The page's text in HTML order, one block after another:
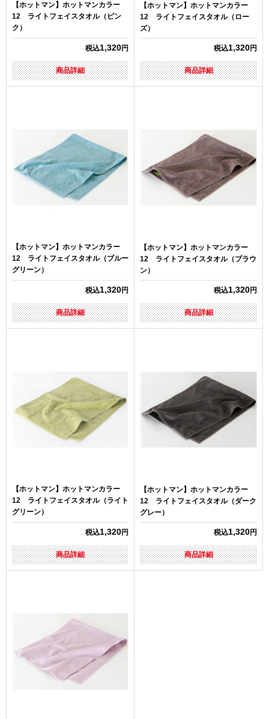
【ホットマン】ホットマンカラー
12 ライトフェイスタオル（ピン
ク）
税込1,320円
商品詳細
【ホットマン】ホットマンカラー
12 ライトフェイスタオル（ロー
ズ）
税込1,320円
商品詳細
【ホットマン】ホットマンカラー
12 ライトフェイスタオル（ブルー
グリーン）
税込1,320円
商品詳細
【ホットマン】ホットマンカラー
12 ライトフェイスタオル（ブラウ
ン）
税込1,320円
商品詳細
【ホットマン】ホットマンカラー
12 ライトフェイスタオル（ライト
グリーン）
税込1,320円
商品詳細
【ホットマン】ホットマンカラー
12 ライトフェイスタオル（ダーク
グレー）
税込1,320円
商品詳細